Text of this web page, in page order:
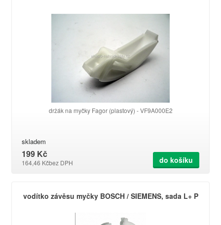
držák na myčky Fagor (plastový) - VF9A000E2
skladem
199 Kč
164,46 Kčbez DPH do košíku
vodítko závěsu myčky BOSCH / SIEMENS, sada L+ P